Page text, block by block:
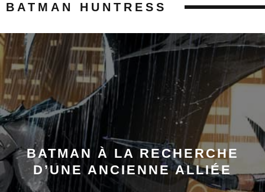
BATMAN HUNTRESS
BATMAN À LA RECHERCHE
D’UNE ANCIENNE ALLIÉE